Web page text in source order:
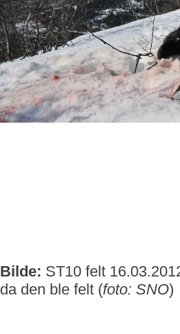
Bilde: ST10 felt
da den ble felt (foto: SNO)